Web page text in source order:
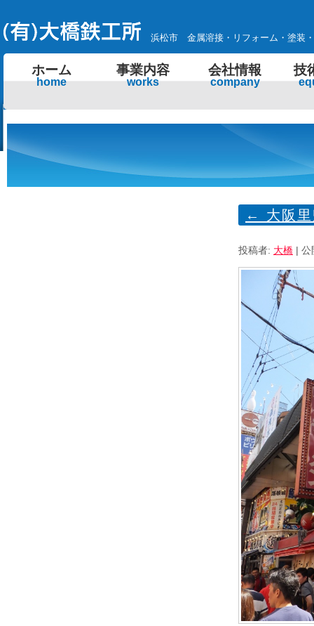
浜松市 金属溶接・リフォーム・塗装
ホーム
home
事業内容
works
会社情報
company
技
← 大阪
投稿者: 大橋 | 公